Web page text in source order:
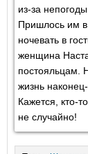
из-за
Пришлось им в
ночевать в
женщина
постояльцам.
жизнь
Кажется, кто-
не случайно!